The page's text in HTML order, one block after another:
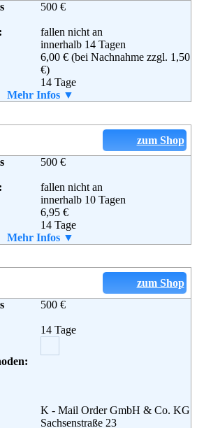
500 €
fallen nicht an
innerhalb 14 Tagen
6,00 € (bei Nachnahme zzgl. 1,50
€)
14 Tage
Ja
Baur Versand (GmbH & Co KG)
Bahnhofstraße 10
96224 Burgkunstadt
+49 (0) 180 - 5 22 77 50
+49 (0) 180 - 5 22 77 54
AGB
Mehr Infos ▼
zum Shop
500 €
fallen nicht an
innerhalb 10 Tagen
6,95 €
14 Tage
Ja
CONLEY'S Modekontor GmbH
D-22880 Wedel
Mehr Infos ▼
zum Shop
500 €
14 Tage
K - Mail Order GmbH & Co. KG
Sachsenstraße 23